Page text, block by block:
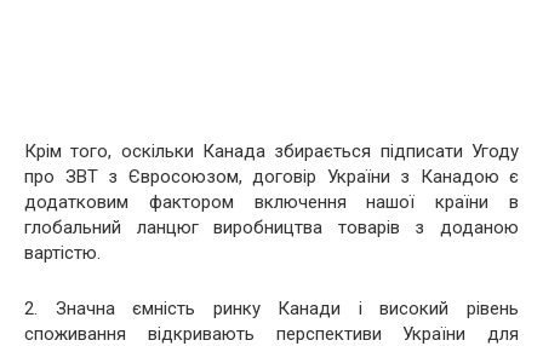
Крім того, оскільки Канада збирається підписати Угоду
про ЗВТ з Євросоюзом, договір України з Канадою є
додатковим фактором включення нашої країни в
глобальний ланцюг виробництва товарів з доданою
вартістю.
2. Значна ємність ринку Канади і високий рівень
споживання відкривають перспективи України для